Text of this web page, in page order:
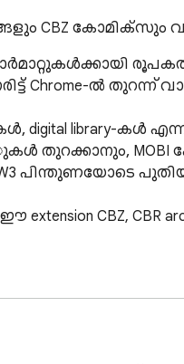
CBZ
Chrome-ൽ തുറന്ന്
digital
ുകൾ തുറക്കാനും,
പിന്തുണയോടെ
ഈ extension CBZ,
ുകൾ ഉണ്ട്:
navigation